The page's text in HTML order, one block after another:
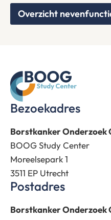
Overzicht
Bezoekadres
Borstkanker Onderzoek
BOOG Study Center
Moreelsepark 1
3511 EP Utrecht
Postadres
Borstkanker Onderzoek